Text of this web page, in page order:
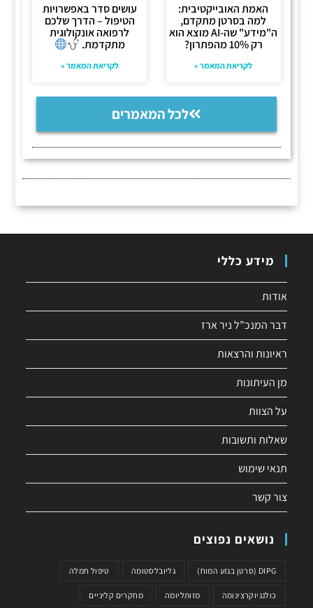
האמת האובייקטיבית:
למה בסרטן מתקדם,
ה"מידע" שה-AI מוצא הוא
רק 10% מהפתרון?
לקריאת המאמר »
עושים סדר באפשרויות
הטיפול – הדרך שלכם
לרפואה אונקולוגית
מתקדמת.
לקריאת המאמר »
לכל המאמרים
מידע כללי
אודות
דבר המנכ”ל ניר ארז
ראיונות והרצאות
מן העיתונות
על הצוות
שאלות ותשובות
תנאי שימוש
צור קשר
נושאים נפוצים
DIPG (סרטן בגזע המוח) גליובלסטומה טיפול חמלה
כולנגיוקרצינומה מזותליומה מחקרים קליניים